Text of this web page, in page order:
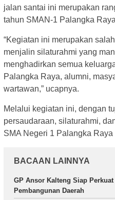
jalan santai ini merupakan
tahun SMAN-1 Palangka
“Kegiatan ini merupakan
menjalin silaturahmi yang
menghadirkan semua
Palangka Raya, alumni,
wartawan,” ucapnya.
Melalui kegiatan ini, dengan
persaudaraan, silaturahmi,
SMA Negeri 1 Palangka
BACAAN LAINNYA
GP Ansor Kalteng Siap
Pembangunan Daerah